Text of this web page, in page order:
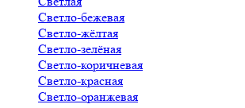
Светло-бежевая
Светло-жёлтая
Светло-зелёная
Светло-коричневая
Светло-красная
Светло-оранжевая